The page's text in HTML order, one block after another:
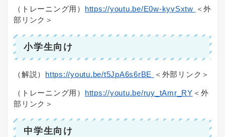
（トレーニング用） https://youtu.be/E0w-kyvSxtw ＜外
部リンク＞
小学生向け
（解説） https://youtu.be/t5JpA6s6rBE ＜外部リンク＞
（トレーニング用） https://youtu.be/ruy_tAmr_RY ＜外
部リンク＞
中学生向け